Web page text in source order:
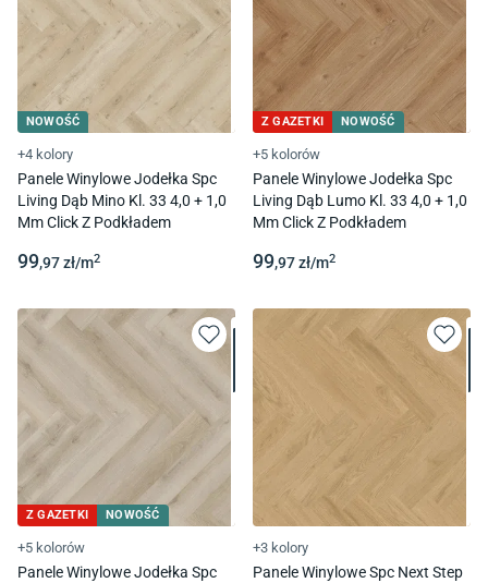
NOWOŚĆ
+4 kolory
Panele Winylowe Jodełka Spc
Living Dąb Mino Kl. 33 4,0 + 1,0
Mm Click Z Podkładem
99,97zł/m2
Z GAZETKI NOWOŚĆ
+5 kolorów
Panele Winylowe Jodełka Spc
Living Dąb Lumo Kl. 33 4,0 + 1,0
Mm Click Z Podkładem
99,97zł/m2
Z GAZETKI NOWOŚĆ
+5 kolorów
Panele Winylowe Jodełka Spc
+3 kolory
Panele Winylowe Spc Next Step